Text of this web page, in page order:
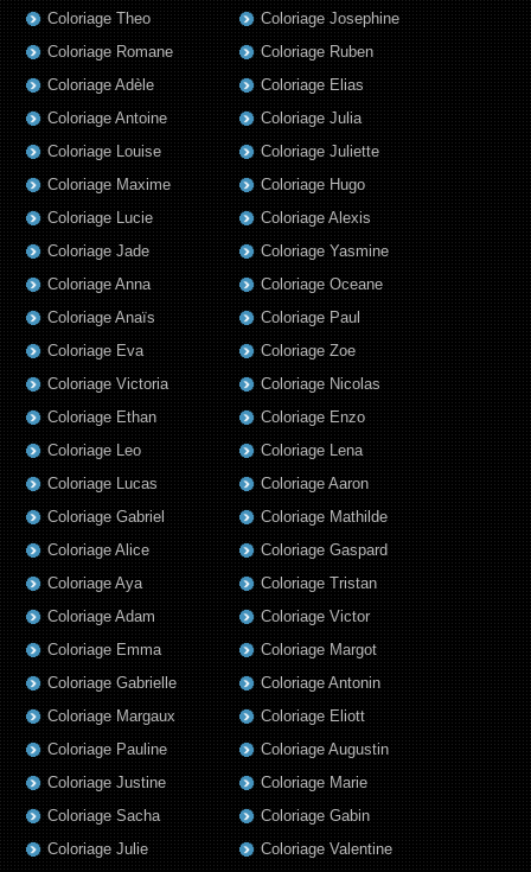
Coloriage Theo
Coloriage Romane
Coloriage Adèle
Coloriage Antoine
Coloriage Louise
Coloriage Maxime
Coloriage Lucie
Coloriage Jade
Coloriage Anna
Coloriage Anaïs
Coloriage Eva
Coloriage Victoria
Coloriage Ethan
Coloriage Leo
Coloriage Lucas
Coloriage Gabriel
Coloriage Alice
Coloriage Aya
Coloriage Adam
Coloriage Emma
Coloriage Gabrielle
Coloriage Josephine
Coloriage Ruben
Coloriage Elias
Coloriage Julia
Coloriage Juliette
Coloriage Hugo
Coloriage Alexis
Coloriage Yasmine
Coloriage Oceane
Coloriage Paul
Coloriage Zoe
Coloriage Nicolas
Coloriage Enzo
Coloriage Lena
Coloriage Aaron
Coloriage Mathilde
Coloriage Gaspard
Coloriage Tristan
Coloriage Victor
Coloriage Margot
Coloriage Antonin
Coloriage Margaux
Coloriage Pauline
Coloriage Justine
Coloriage Sacha
Coloriage Julie
Coloriage Eliott
Coloriage Augustin
Coloriage Marie
Coloriage Gabin
Coloriage Valentine